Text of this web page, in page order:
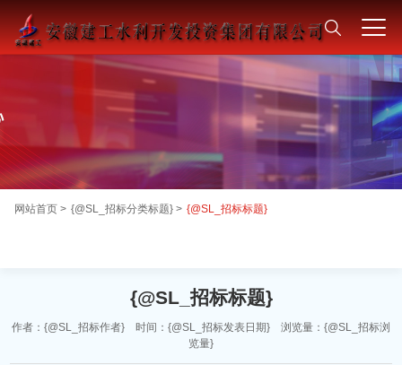
网站首页 > {@SL_招标分类标题} > {@SL_招标标题}
{@SL_招标标题}
作者：{@SL_招标作者} 时间：{@SL_招标发表日期} 浏览量：{@SL_招标浏
览量}